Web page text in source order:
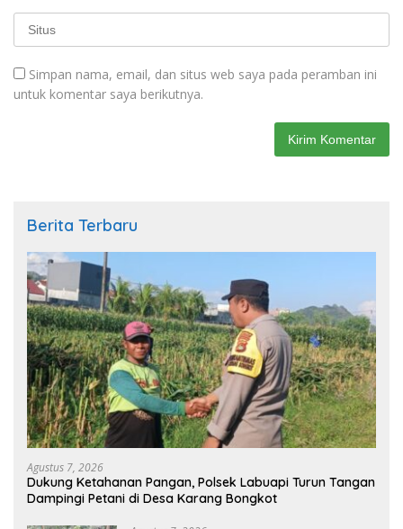
Simpan nama, email, dan situs web saya pada peramban ini
untuk komentar saya berikutnya.
Berita Terbaru
Agustus 7, 2026
Dukung Ketahanan Pangan, Polsek Labuapi Turun Tangan
Dampingi Petani di Desa Karang Bongkot